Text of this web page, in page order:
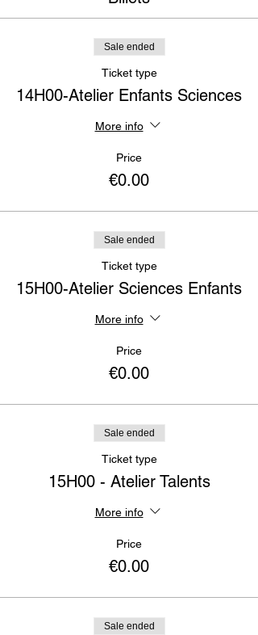
Sale ended
Ticket type
14H00-Atelier Enfants Sciences
More info
Price
€0.00
Sale ended
Ticket type
15H00-Atelier Sciences Enfants
More info
Price
€0.00
Sale ended
Ticket type
15H00 - Atelier Talents
More info
Price
€0.00
Sale ended